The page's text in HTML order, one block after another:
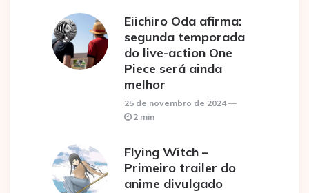
Eiichiro Oda afirma:
segunda temporada
do live-action One
Piece será ainda
melhor
25 de novembro de 2024
2 min
Flying Witch –
Primeiro trailer do
anime divulgado